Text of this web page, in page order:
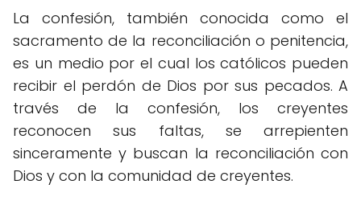
La confesión, también conocida como el
sacramento de la reconciliación o penitencia,
es un medio por el cual los católicos pueden
recibir el perdón de Dios por sus pecados. A
través de la confesión, los creyentes
reconocen sus faltas, se arrepienten
sinceramente y buscan la reconciliación con
Dios y con la comunidad de creyentes.